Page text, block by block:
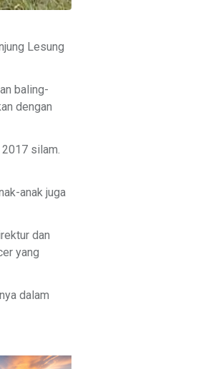
Lesung
baling-
dengan
2017 silam.
anak juga
dan
yang
dalam